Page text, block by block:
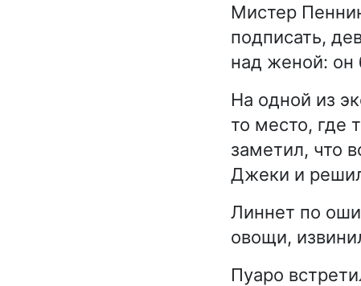
Мистер
подписать,
над женой: он
На одной из
то место, где
заметил, что
Джеки и
Линнет по
овощи,
Пуаро